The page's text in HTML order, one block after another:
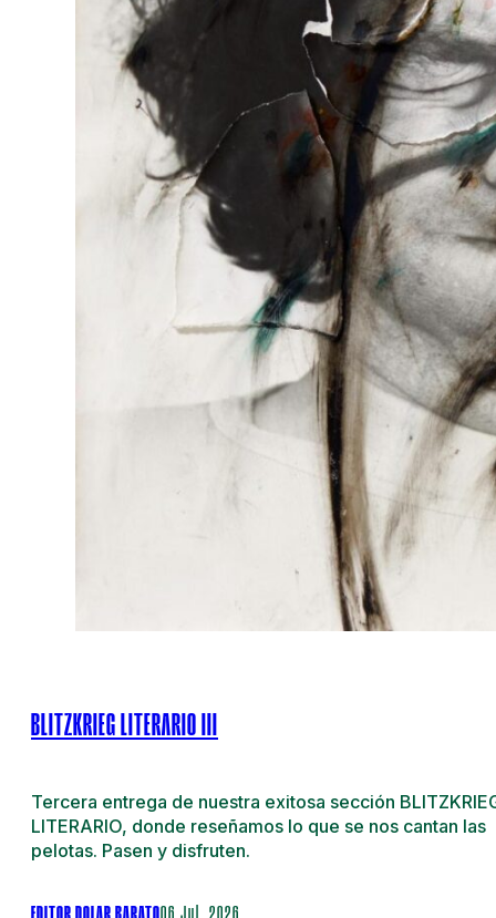
BLITZKRIEG LITERARIO III
Tercera entrega de nuestra exitosa sección
LITERARIO, donde reseñamos lo que se nos cantan las
pelotas. Pasen y disfruten.